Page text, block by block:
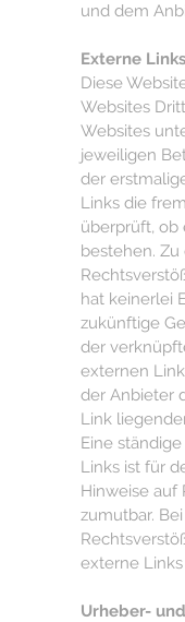
und dem
Externe Links
Diese
Websites
Websites
jeweiligen
der
Links die
überprüft, ob
bestehen.
hat keinerlei
zukünftige
der
externen
der Anbieter
Link
Eine
Links ist für
Hinweise auf
zumutbar.
externe
Urheber-